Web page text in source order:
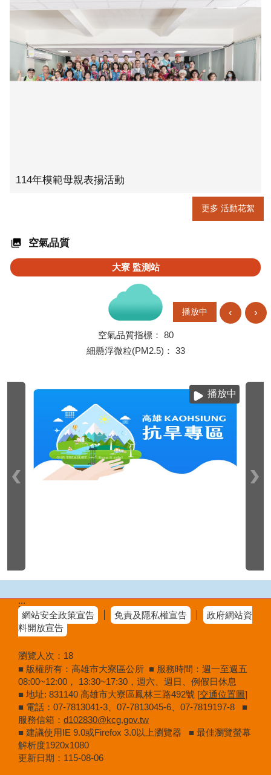
114年模範母親表揚活動
更多 活動花絮
空氣品質
大寮監測站
空氣品質指標： 80
細懸浮微粒(PM2.5)： 33
播放中 ‹ ›
播放中
:::
網站安全政策宣告
免責及隱私權宣告
政府網站資
料開放宣告
瀏覽人次： 18
■ 版權所有：高雄市大寮區公所 ■ 服務時間：週一至週五
08:00~12:00， 13:30~17:30，週六、週日、例假日休息
■ 地址: 831140 高雄市大寮區鳳林三路492號 [交通位置圖]
■ 電話：07-7813041-3、07-7813045-6、07-7819197-8 ■
服務信箱： d102830@kcg.gov.tw
■ 建議使用IE 9.0或Firefox 3.0以上瀏覽器 ■ 最佳瀏覽螢幕
解析度1920x1080
更新日期： 115-08-06